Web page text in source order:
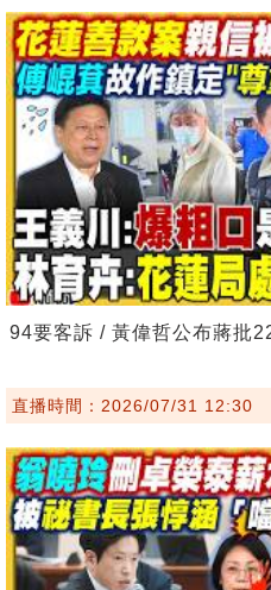
94要客訴 / 黃偉哲公布蔣批
直播時間：2026/07/31 12:30